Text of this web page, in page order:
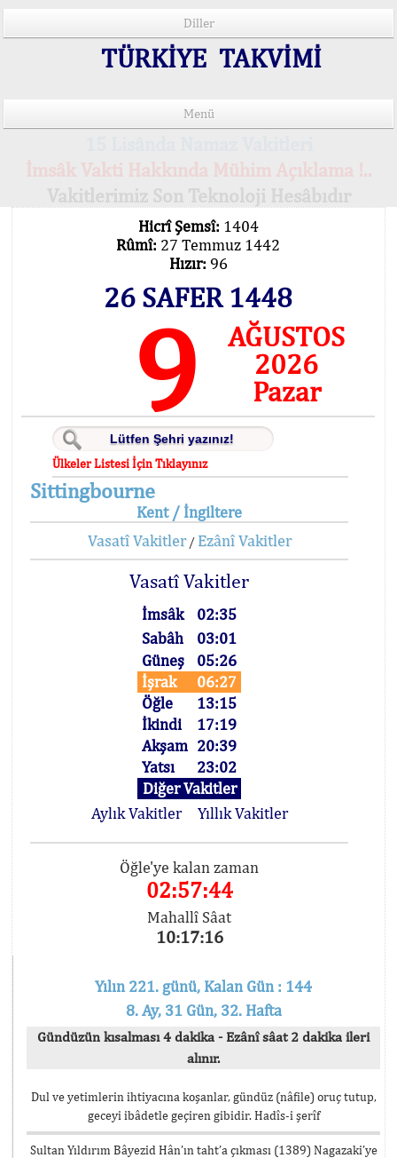
Diller
TÜRKİYE TAKVİMİ
Menü
Hicrî Şemsî: 1404
Rûmî: 27 Temmuz 1442
Hızır: 96
26 SAFER 1448
9
AĞUSTOS
2026
Pazar
Ülkeler Listesi İçin Tıklayınız
Sittingbourne
Kent / İngiltere
Vasatî Vakitler/ Ezânî Vakitler
Vasatî Vakitler
İmsâk
02:35
Sabâh
03:01
Güneş
05:26
İşrak
06:27
Öğle
13:15
İkindi
17:19
Akşam 20:39
Yatsı
23:02
Diğer Vakitler
Aylık Vakitler
Yıllık Vakitler
Öğle'ye kalan zaman
02:57:44
Mahallî Sâat
10:17:16
Yılın 221. günü, Kalan Gün : 144
8. Ay, 31 Gün, 32. Hafta
Gündüzün kısalması 4 dakika - Ezânî sâat 2 dakika ileri
alınır.
Dul ve yetimlerin ihtiyacına koşanlar, gündüz (nâfile) oruç tutup,
geceyi ibâdetle geçiren gibidir. Hadîs-i şerîf
Sultan Yıldırım Bâyezid Hân’ın taht’a çıkması (1389) Nagazaki’ye